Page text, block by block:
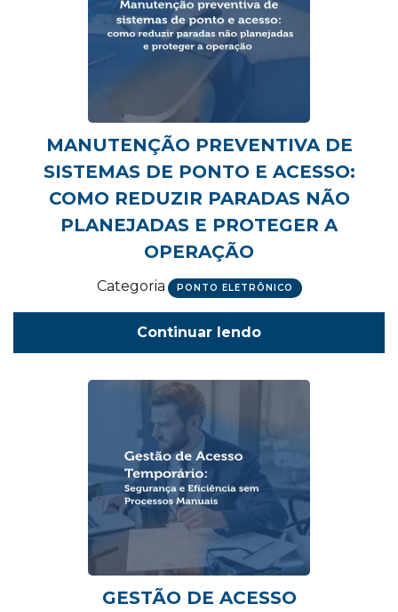
MANUTENÇÃO PREVENTIVA DE
SISTEMAS DE PONTO E ACESSO:
COMO REDUZIR PARADAS NÃO
PLANEJADAS E PROTEGER A
OPERAÇÃO
Categoria PONTO ELETRÔNICO
Continuar lendo
GESTÃO DE ACESSO